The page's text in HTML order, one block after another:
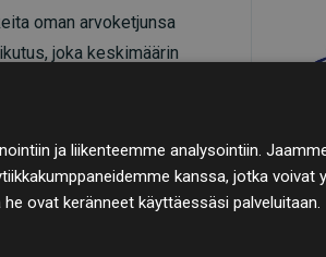
oman arvoketjunsa
joka keskimäärin
todellisen
täältä.
ja liikenteemme analysointiin.
kanssa, jotka voivat
ovat keränneet käyttäessäsi palveluitaan.